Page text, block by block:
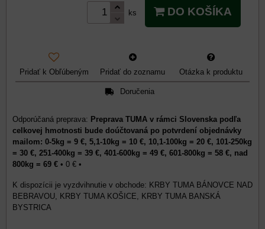
ks DO KOŠÍKA
Pridať k Obľúbeným Pridať do zoznamu Otázka k produktu
Doručenia
Preprava TUMA v rámci Slovenska podľa
celkovej hmotnosti bude doúčtovaná po potvrdení objednávky
mailom: 0-5kg = 9 €, 5,1-10kg = 10 €, 10,1-100kg = 20 €, 101-250kg
= 30 €, 251-400kg = 39 €, 401-600kg = 49 €, 601-800kg = 58 €, nad
800kg = 69 € • 0 € •
KRBY TUMA BÁNOVCE NAD
BEBRAVOU, KRBY TUMA KOŠICE, KRBY TUMA BANSKÁ
BYSTRICA